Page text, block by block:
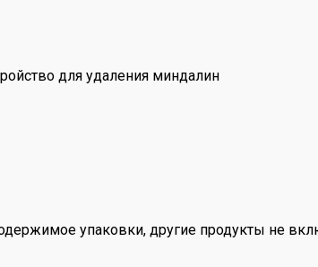
для удаления миндалин
упаковки, другие продукты не